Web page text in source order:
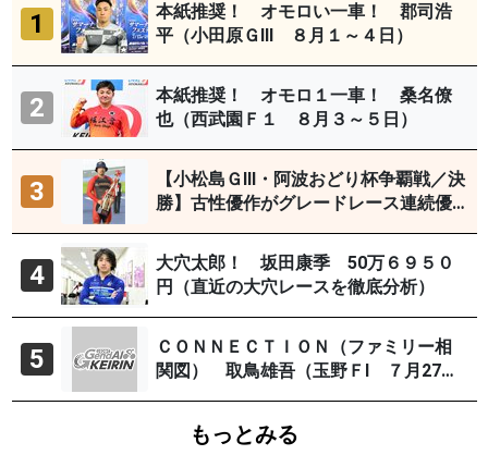
1
本紙推奨！ オモロい一車！ 郡司浩
平（小田原ＧⅢ ８月１～４日）
2
本紙推奨！ オモロ１一車！ 桑名僚
也（西武園Ｆ１ ８月３～５日）
3
【小松島ＧⅢ・阿波おどり杯争覇戦／決
勝】古性優作がグレードレース連続優
4
大穴太郎！ 坂田康季 50万６９５０
円（直近の大穴レースを徹底分析）
5
ＣＯＮＮＥＣＴＩＯＮ（ファミリー相
関図） 取鳥雄吾（玉野ＦⅠ ７月27～
もっとみる